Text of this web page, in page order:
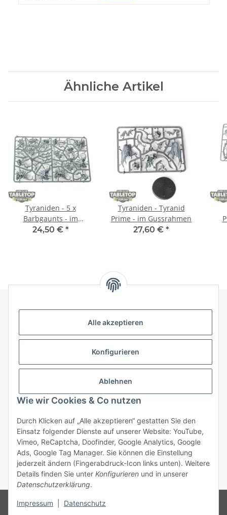
Alle akzeptieren
Konfigurieren
Ablehnen
Wie wir Cookies & Co nutzen
Durch Klicken auf „Alle akzeptieren“ gestatten Sie den
Einsatz folgender Dienste auf unserer Website: YouTube,
Vimeo, ReCaptcha, Doofinder, Google Analytics, Google
Ads, Google Tag Manager. Sie können die Einstellung
jederzeit ändern (Fingerabdruck-Icon links unten). Weitere
Details finden Sie unter Konfigurieren und in unserer
Datenschutzerklärung.
Impressum Datenschutz
Ähnliche Artikel
Tyraniden - 5 x
Barbgaunts - im
Gussrahmen
24,50 € *
Tyraniden - Tyranid
Prime - im Gussrahmen
27,60 € *
Gesetzliche Informationen
Bestellung wiederrufen
* Alle Preise inkl. gesetzlicher USt., zzgl.Versand
Besucherzähler: 75736805